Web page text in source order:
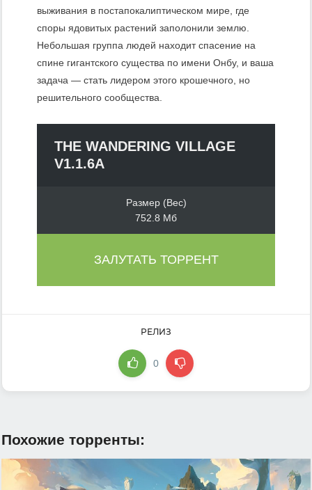
выживания в постапокалиптическом мире, где
споры ядовитых растений заполонили землю.
Небольшая группа людей находит спасение на
спине гигантского существа по имени Онбу, и ваша
задача — стать лидером этого крошечного, но
решительного сообщества.
THE WANDERING VILLAGE
V1.1.6A
Размер (Вес)
752.8 Мб
ЗАЛУТАТЬ ТОРРЕНТ
РЕЛИЗ
0
Похожие торренты: